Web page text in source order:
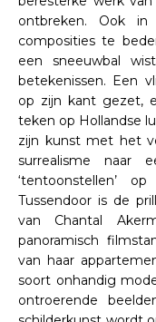
ontbreken. Ook
composities te
een sneeuwbal
betekenissen. Een
op zijn kant gezet,
teken op Hollandse
zijn kunst met het
surrealisme naar
‘tentoonstellen’
Tussendoor is de
van Chantal
panoramisch
van haar
soort onhandig
ontroerende